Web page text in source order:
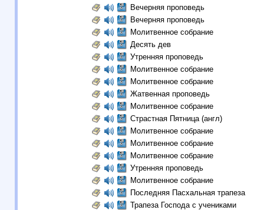
Вечерняя проповедь
Вечерняя проповедь
Молитвенное собрание
Десять дев
Утренняя проповедь
Молитвенное собрание
Молитвенное собрание
Жатвенная проповедь
Молитвенное собрание
Страстная Пятница (англ)
Молитвенное собрание
Молитвенное собрание
Молитвенное собрание
Утренняя проповедь
Молитвенное собрание
Последняя Пасхальная трапеза
Трапеза Господа с учениками